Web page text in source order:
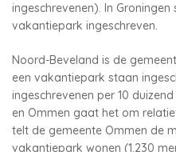
ingeschrevenen). In
vakantiepark ingeschreven.
Noord-Beveland is de
een vakantiepark staan
ingeschrevenen per 10
en Ommen gaat het om
telt de gemeente Ommen de
vakantiepark wonen (1.230